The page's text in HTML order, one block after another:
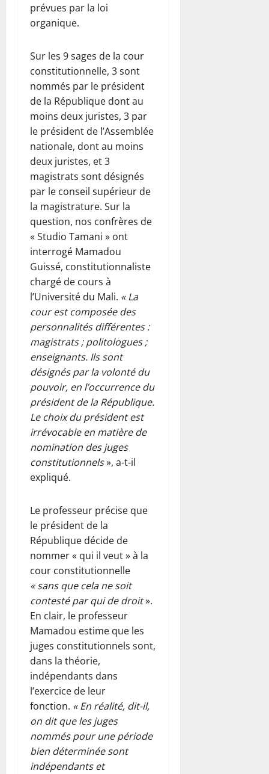
prévues par la loi
organique.
Sur les 9 sages de la cour
constitutionnelle, 3 sont
nommés par le président
de la République dont au
moins deux juristes, 3 par
le président de l’Assemblée
nationale, dont au moins
deux juristes, et 3
magistrats sont désignés
par le conseil supérieur de
la magistrature. Sur la
question, nos confrères de
« Studio Tamani » ont
interrogé Mamadou
Guissé, constitutionnaliste
chargé de cours à
l’Université du Mali. « La
cour est composée des
personnalités différentes :
magistrats ; politologues ;
enseignants. Ils sont
désignés par la volonté du
pouvoir, en l’occurrence du
président de la République.
Le choix du président est
irrévocable en matière de
nomination des juges
constitutionnels», a-t-il
expliqué.
Le professeur précise que
le président de la
République décide de
nommer « qui il veut » à la
cour constitutionnelle
« sans que cela ne soit
contesté par qui de droit».
En clair, le professeur
Mamadou estime que les
juges constitutionnels sont,
dans la théorie,
indépendants dans
l’exercice de leur
fonction. « En réalité, dit-il,
on dit que les juges
nommés pour une période
bien déterminée sont
indépendants et